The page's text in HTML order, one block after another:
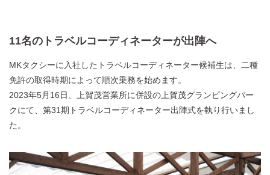
11名のトラベルコーディネーターが出陣へ
MKタクシーに入社したトラベルコーディネーター候補生は、二種
免許の取得時期によって順次乗務を始めます。
2023年5月16日、上賀茂営業所に併設の上賀茂グランピングパー
クにて、第31期トラベルコーディネーター出陣式を執り行いまし
た。